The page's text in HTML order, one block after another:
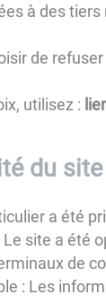
à des
de
utilisez :
du site
a été
Le site a été
de
: Les